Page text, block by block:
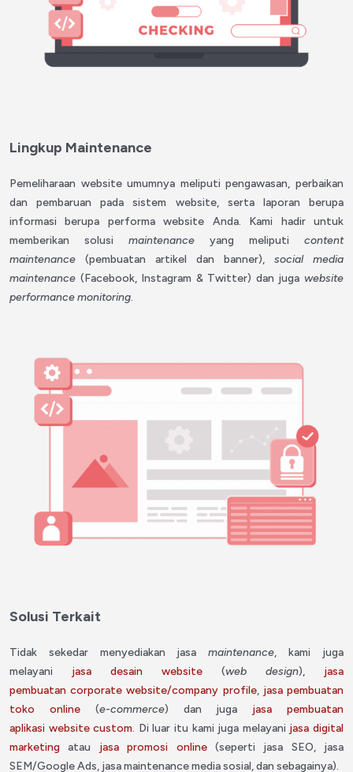
Lingkup Maintenance
Pemeliharaan website umumnya meliputi pengawasan, perbaikan
dan pembaruan pada sistem website, serta laporan berupa
informasi berupa performa website Anda. Kami hadir untuk
memberikan solusi maintenance yang meliputi content
maintenance (pembuatan artikel dan banner), social media
maintenance (Facebook, Instagram & Twitter) dan juga website
performance monitoring.
Solusi Terkait
Tidak sekedar menyediakan jasamaintenance, kami juga
melayani jasa desain website (web design), jasa
pembuatancorporate website/company profile, jasa pembuatan
toko online(e-commerce) dan juga jasa pembuatan
aplikasi website custom. Di luar itu kami juga melayani jasa digital
marketing atau jasa promosi online(seperti jasa SEO, jasa
SEM/Google Ads, jasa maintenance media sosial, dan sebagainya).